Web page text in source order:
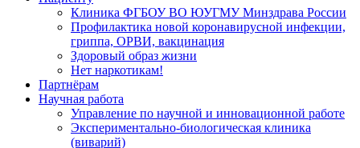
Клиника ФГБОУ ВО ЮУГМУ Минздрава России
Профилактика новой коронавирусной инфекции,
гриппа, ОРВИ, вакцинация
Здоровый образ жизни
Нет наркотикам!
Партнёрам
Научная работа
Управление по научной и инновационной работе
Экспериментально-биологическая клиника
(виварий)